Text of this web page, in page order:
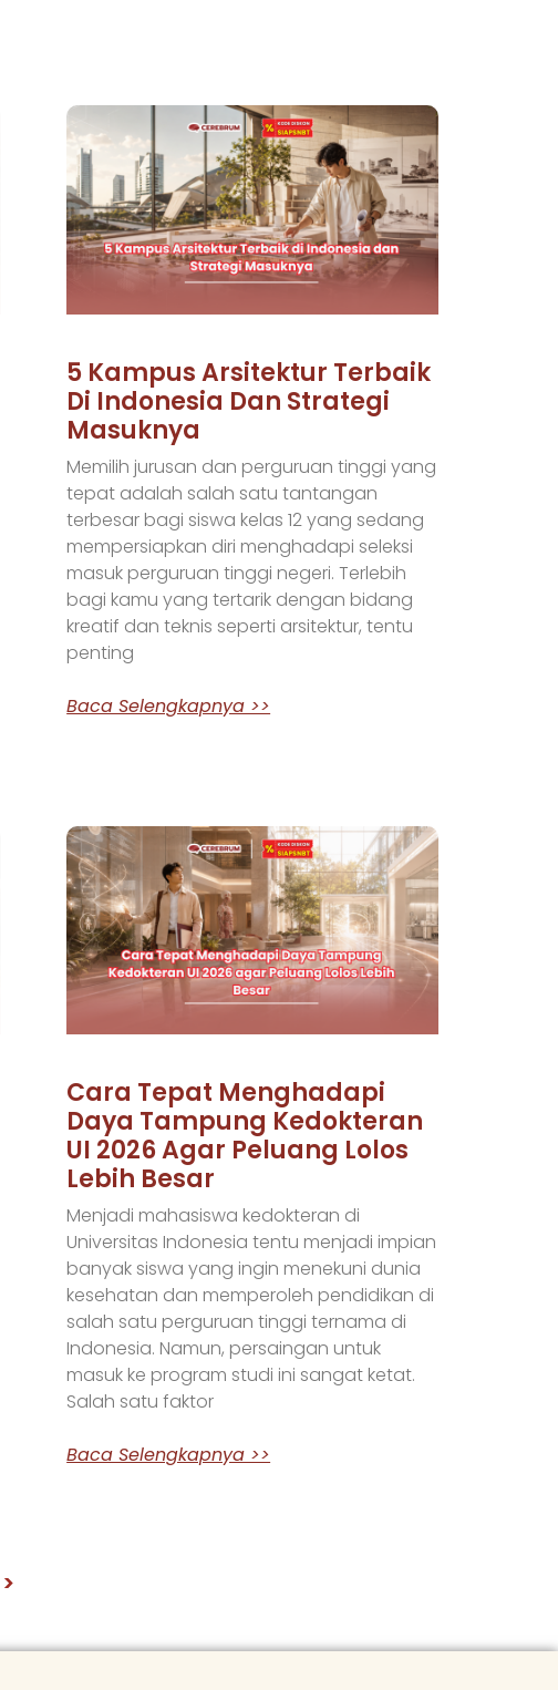
5 Kampus Arsitektur Terbaik
Di Indonesia Dan Strategi
Masuknya
Memilih jurusan dan perguruan tinggi yang
tepat adalah salah satu tantangan
terbesar bagi siswa kelas 12 yang sedang
mempersiapkan diri menghadapi seleksi
masuk perguruan tinggi negeri. Terlebih
bagi kamu yang tertarik dengan bidang
kreatif dan teknis seperti arsitektur, tentu
penting
Baca Selengkapnya >>
Cara Tepat Menghadapi
Daya Tampung Kedokteran
UI 2026 Agar Peluang Lolos
Lebih Besar
Menjadi mahasiswa kedokteran di
Universitas Indonesia tentu menjadi impian
banyak siswa yang ingin menekuni dunia
kesehatan dan memperoleh pendidikan di
salah satu perguruan tinggi ternama di
Indonesia. Namun, persaingan untuk
masuk ke program studi ini sangat ketat.
Salah satu faktor
Baca Selengkapnya >>
>